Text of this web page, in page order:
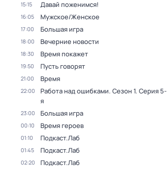
15:15 Давай поженимся!
16:05 Мужское/Женское
17:00 Большая игра
18:00 Вечерние новости
18:30 Время покажет
19:50 Пусть говорят
21:00 Время
22:00 Работа над ошибками. Сезон 1. Серия 5-
я
23:00 Большая игра
00:10 Время героев
01:10 Подкаст.Лаб
01:45 Подкаст.Лаб
02:20 Подкаст.Лаб